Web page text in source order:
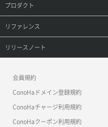
サーバープラン一覧取得
サーバープラン変更
サーバープラン詳細一覧取得
サーバープラン詳細取得
サーバーメタデータ取得
サーバーメタデータ更新（ネーム
ネットワーク一覧取得
ネットワーク作成（ローカルネッ
ネットワーク削除（ローカルネッ
メンバー更新
メンバー詳細取得
メンバー追加
リスナー作成
オブジェクト詳細取得
コンテナ一覧取得
コンテナ作成
コンテナ削除
ラージオブジェクトアップロード
レコード詳細取得
プロダクト
プロダクトトップ
ConoHa VPS(Ver.3.0)
ConoHa for GAME
リファレンス
リファレンストップ
OpenStack CLI
Terraform
リリースノート
会員規約
ConoHaドメイン登録規約
ConoHaチャージ利用規約
ConoHaクーポン利用規約